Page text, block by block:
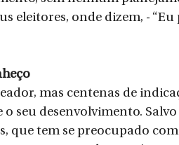
eleitores, onde dizem, - “Eu
mas centenas de
o seu desenvolvimento.
que tem se preocupado